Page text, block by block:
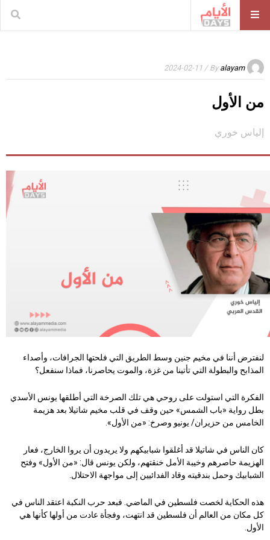
By alayam
/ 2024-02-11
من الأول
إلياس خوري
لنفترض أننا في مخيم جنين وسط الطريق التي فلحتها الجرافات، وأصداء
المذابح والبطولة التي تأتينا من غزة، والموت يحاصرنا، فماذا سنفعل؟
الفكرة التي استولت على روحي هي تلك الصرخة التي أطلقها يونس الأسدي
بطل رواية «باب الشمس» حين وقف في قلب مخيم شاتيلا بعد هزيمة
الخامس من حزيران/ يونيو وصرخ: «من الأول».
كان الناس في شاتيلا قد أغلقوا شبابيكهم ولا يريدون أن يروا الخارج، فعار
الهزيمة حاصرهم وخيبة الأمل خنقتهم، ولكن يونس قال: «من الأول» وفتح
الشبابيك وحمل بندقيته وقاد الفدائيين إلى مواجهة الاحتلال.
هذه الحكاية لخصت فلسطين في الماضي. فبعد حرب النكبة اعتقد الناس في
كل مكان من العالم أن فلسطين قد انتهت، وفجأة عادت من أولها كأنها هي
الأول.